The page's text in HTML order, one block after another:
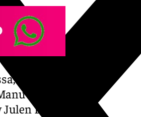
Víctor
Molina
Lobete